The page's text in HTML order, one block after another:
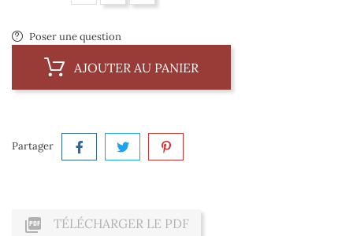
Poser une question
AJOUTER AU PANIER
Partager
 TÉLÉCHARGER LE PDF